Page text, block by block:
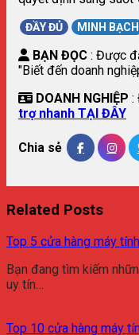
ĐẦY ĐỦ MINH BẠCH
BẠN ĐỌC : Được
"Biết đến doanh
DOANH NGHIỆP :
trợ nhanh TẠI ĐÂY
Chia sẻ
Related Posts
Top 5 cửa hàng máy
Bạn đang tìm kiếm
uy tín…
Top 10 cửa hàng máy